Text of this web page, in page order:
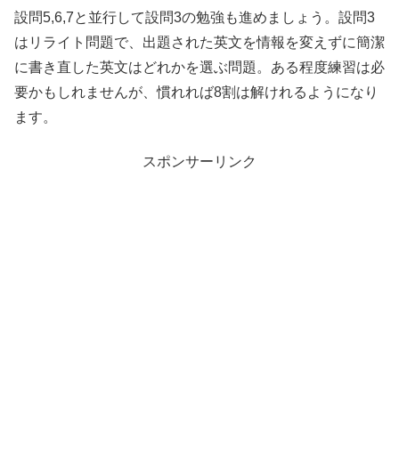
設問5,6,7と並行して設問3の勉強も進めましょう。設問3
はリライト問題で、出題された英文を情報を変えずに簡潔
に書き直した英文はどれかを選ぶ問題。ある程度練習は必
要かもしれませんが、慣れれば8割は解けれるようになり
ます。
スポンサーリンク